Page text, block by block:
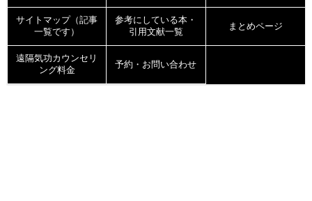
サイトマップ（記事
一覧です）
参考にしている本・
引用文献一覧
まとめページ
遠隔気功カウンセリ
ング料金
予約・お問い合わせ